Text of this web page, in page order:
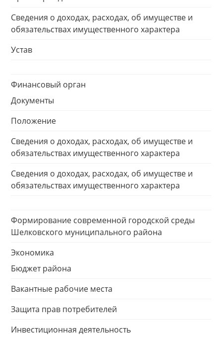
Сведения о доходах, расходах, об имуществе и
обязательствах имущественного характера
Устав
Финансовый орган
Документы
Положение
Сведения о доходах, расходах, об имуществе и
обязательствах имущественного характера
Сведения о доходах, расходах, об имуществе и
обязательствах имущественного характера
Формирование современной городской среды
Шелковского муниципального района
Экономика
Бюджет района
Вакантные рабочие места
Защита прав потребителей
Инвестиционная деятельность